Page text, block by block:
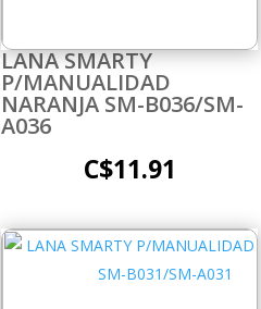
LANA SMARTY
P/MANUALIDAD
NARANJA SM-B036/SM-
A036
C$11.91